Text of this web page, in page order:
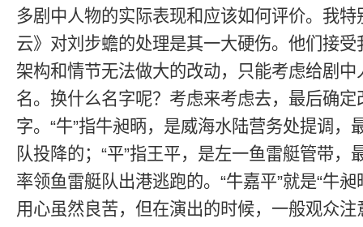
多剧中人物的实际表现和应该如何评价。我
云》对刘步蟾的处理是其一大硬伤。他们接
架构和情节无法做大的改动，只能考虑给剧
名。换什么名字呢？考虑来考虑去，最后确定
字。“牛”指牛昶昞，是威海水陆营务处提调，
队投降的；“平”指王平，是左一鱼雷艇管带，
率领鱼雷艇队出港逃跑的。“牛嘉平”就是“牛昶
用心虽然良苦，但在演出的时候，一般观众注